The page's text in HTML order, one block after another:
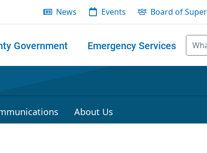
News Events Board of
Government Emergency Services
About Us